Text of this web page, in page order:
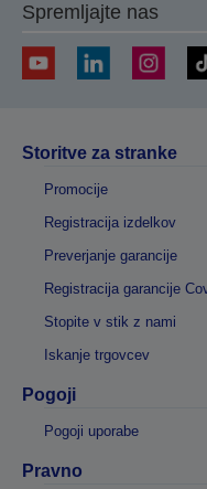
Spremljajte nas
Storitve za stranke
Promocije
Registracija izdelkov
Preverjanje garancije
Registracija garancije
Stopite v stik z nami
Iskanje trgovcev
Pogoji
Pogoji uporabe
Pravno